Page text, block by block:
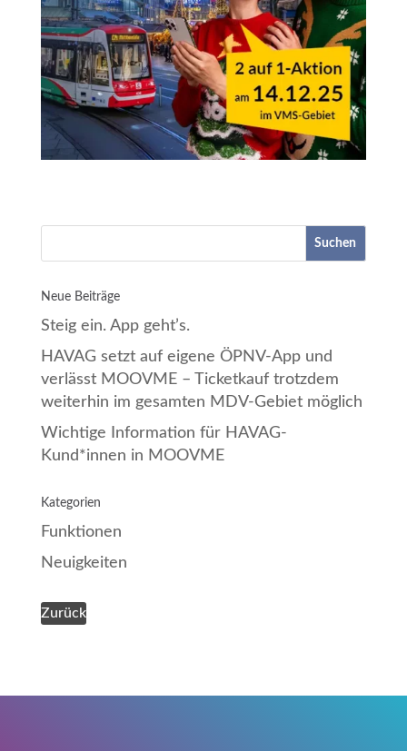
Suchen
Neue Beiträge
Steig ein. App geht’s.
HAVAG setzt auf eigene ÖPNV-App und
verlässt MOOVME – Ticketkauf trotzdem
weiterhin im gesamten MDV-Gebiet möglich
Wichtige Information für HAVAG-
Kund*innen in MOOVME
Kategorien
Funktionen
Neuigkeiten
Zurück